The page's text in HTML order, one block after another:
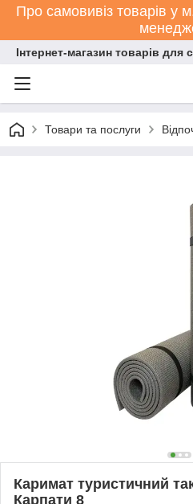
Про самовивіз товарів у
Інтернет-магазин товарів
Товари та послуги
Каримат туристичний
Карпати 8